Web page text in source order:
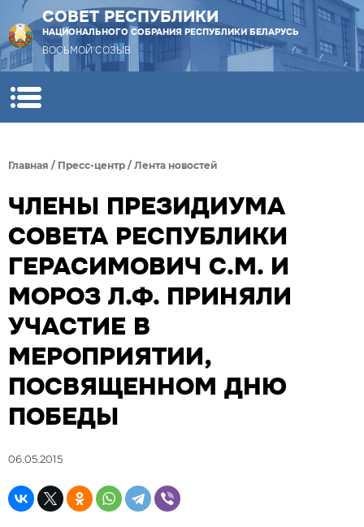
СОВЕТ РЕСПУБЛИКИ
НАЦИОНАЛЬНОГО СОБРАНИЯ РЕСПУБЛИКИ БЕЛАРУСЬ
ВОСЬМОЙ СОЗЫВ
Главная / Пресс-центр / Лента новостей
ЧЛЕНЫ ПРЕЗИДИУМА
СОВЕТА РЕСПУБЛИКИ
ГЕРАСИМОВИЧ С.М. И
МОРОЗ Л.Ф. ПРИНЯЛИ
УЧАСТИЕ В
МЕРОПРИЯТИИ,
ПОСВЯЩЕННОМ ДНЮ
ПОБЕДЫ
06.05.2015